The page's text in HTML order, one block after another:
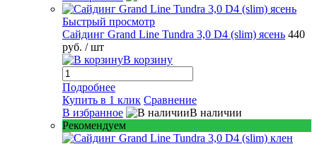
Быстрый просмотр
Сайдинг Grand Line Tundra 3,0 D4 (slim) ясень 440
руб. / шт
В корзину
Подробнее
Купить в 1 клик Сравнение
В избранное
В наличии
Рекомендуем